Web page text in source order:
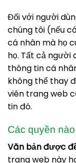
Đối với người
chúng tôi (nếu
cá nhân mà họ
họ. Tất cả người
thông tin cá
không thể thay
viên trang web
tin đó.
Các quyền
Văn bản được
trang web này